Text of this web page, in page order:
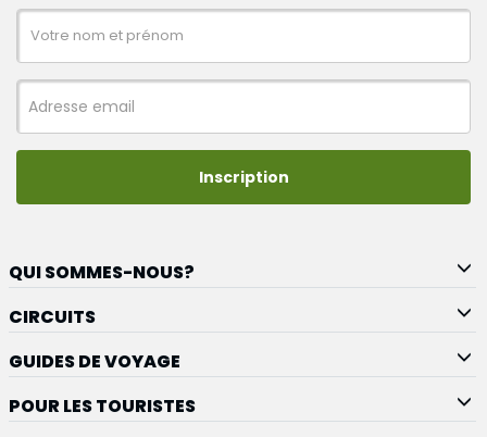
Inscription
QUI SOMMES-NOUS?
CIRCUITS
GUIDES DE VOYAGE
POUR LES TOURISTES